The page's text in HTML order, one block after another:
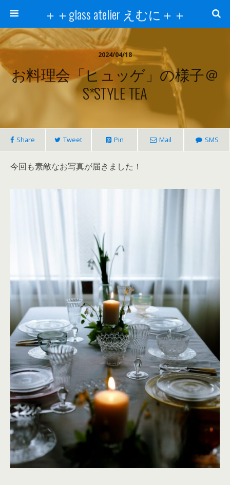
＋＋glass atelier えむに＋＋
2024/04/18
お料理会「ヒュッゲ」の様子＠
S*STYLE TEA
Share Tweet Pin Mail SMS
今回も素敵なお写真が届きました！